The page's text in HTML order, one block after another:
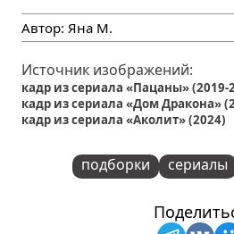
Автор: Яна М.
Источник изображений:
кадр из сериала «Пацаны» (2019-
кадр из сериала «Дом Дракона»
кадр из сериала «Аколит» (2024)
подборки сериалы